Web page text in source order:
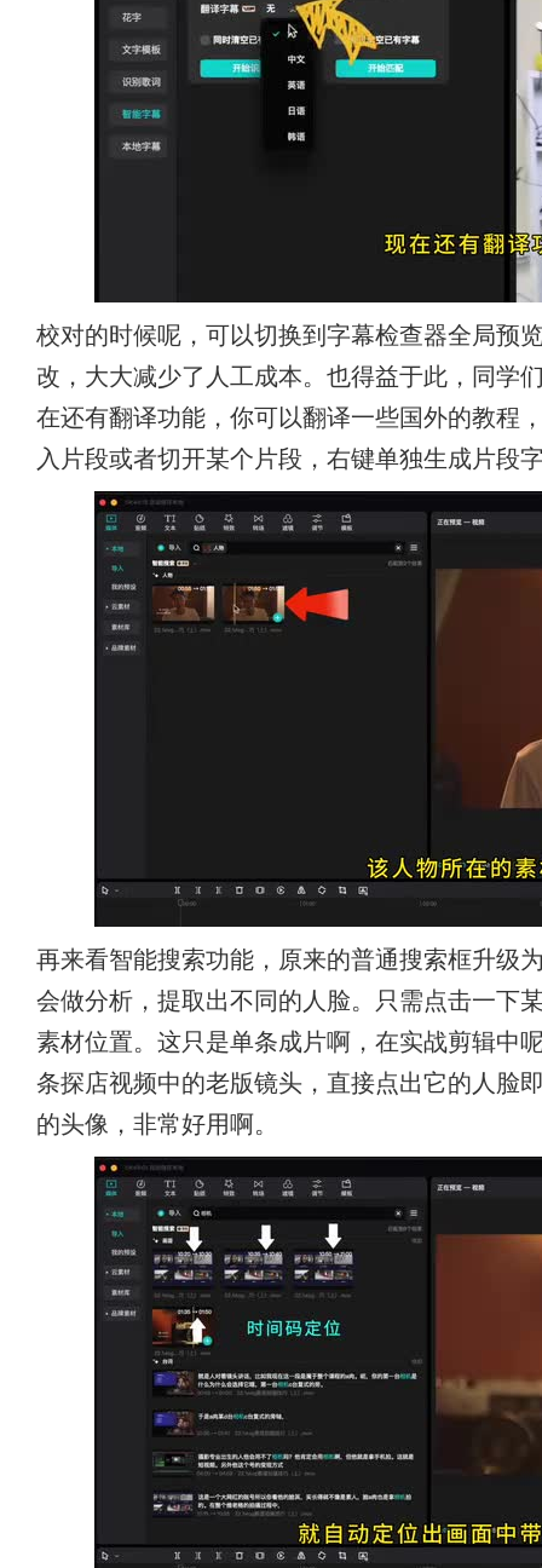
校对的时候呢，可以切换到字幕检查器全局预
改，大大减少了人工成本。也得益于此，同学
在还有翻译功能，你可以翻译一些国外的教程
入片段或者切开某个片段，右键单独生成片段
再来看智能搜索功能，原来的普通搜索框升级
会做分析，提取出不同的人脸。只需点击一下
素材位置。这只是单条成片啊，在实战剪辑中
条探店视频中的老版镜头，直接点出它的人脸
的头像，非常好用啊。